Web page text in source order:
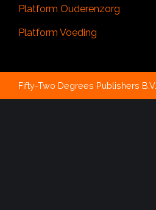
Platform Ouderenzorg
Platform Voeding
Fifty-Two Degrees Publishers B.V.